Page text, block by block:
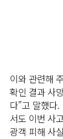
이와 관련해
확인 결과 사
다”고 말했다
서도 이번 사
광객 피해 사